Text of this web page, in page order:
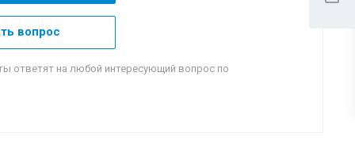
вопрос
ответят на любой интересующий вопрос по